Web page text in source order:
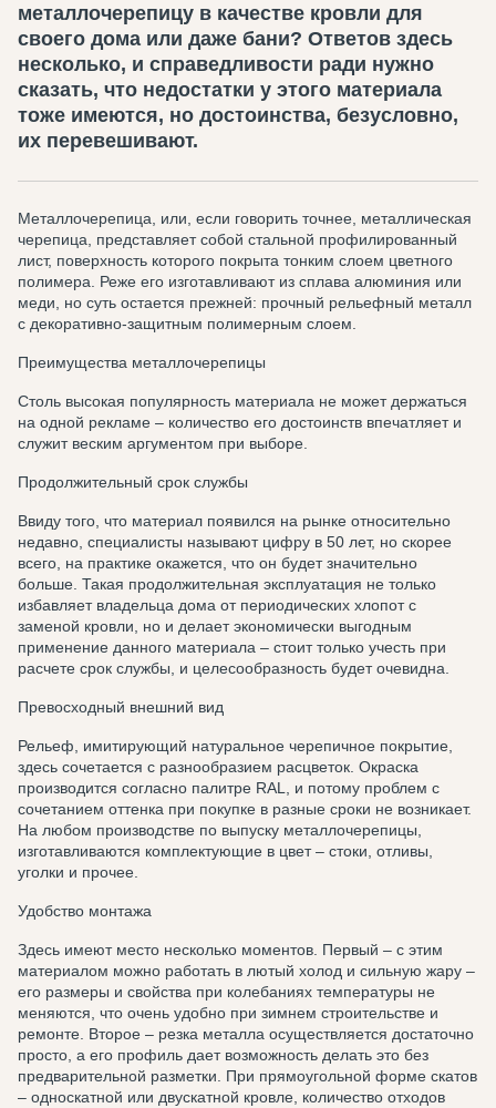
металлочерепицу в качестве кровли для
своего дома или даже бани? Ответов здесь
несколько, и справедливости ради нужно
сказать, что недостатки у этого материала
тоже имеются, но достоинства, безусловно,
их перевешивают.
Металлочерепица, или, если говорить точнее, металлическая
черепица, представляет собой стальной профилированный
лист, поверхность которого покрыта тонким слоем цветного
полимера. Реже его изготавливают из сплава алюминия или
меди, но суть остается прежней: прочный рельефный металл
с декоративно-защитным полимерным слоем.
Преимущества металлочерепицы
Столь высокая популярность материала не может держаться
на одной рекламе – количество его достоинств впечатляет и
служит веским аргументом при выборе.
Продолжительный срок службы
Ввиду того, что материал появился на рынке относительно
недавно, специалисты называют цифру в 50 лет, но скорее
всего, на практике окажется, что он будет значительно
больше. Такая продолжительная эксплуатация не только
избавляет владельца дома от периодических хлопот с
заменой кровли, но и делает экономически выгодным
применение данного материала – стоит только учесть при
расчете срок службы, и целесообразность будет очевидна.
Превосходный внешний вид
Рельеф, имитирующий натуральное черепичное покрытие,
здесь сочетается с разнообразием расцветок. Окраска
производится согласно палитре RAL, и потому проблем с
сочетанием оттенка при покупке в разные сроки не возникает.
На любом производстве по выпуску металлочерепицы,
изготавливаются комплектующие в цвет – стоки, отливы,
уголки и прочее.
Удобство монтажа
Здесь имеют место несколько моментов. Первый – с этим
материалом можно работать в лютый холод и сильную жару –
его размеры и свойства при колебаниях температуры не
меняются, что очень удобно при зимнем строительстве и
ремонте. Второе – резка металла осуществляется достаточно
просто, а его профиль дает возможность делать это без
предварительной разметки. При прямоугольной форме скатов
– односкатной или двускатной кровле, количество отходов